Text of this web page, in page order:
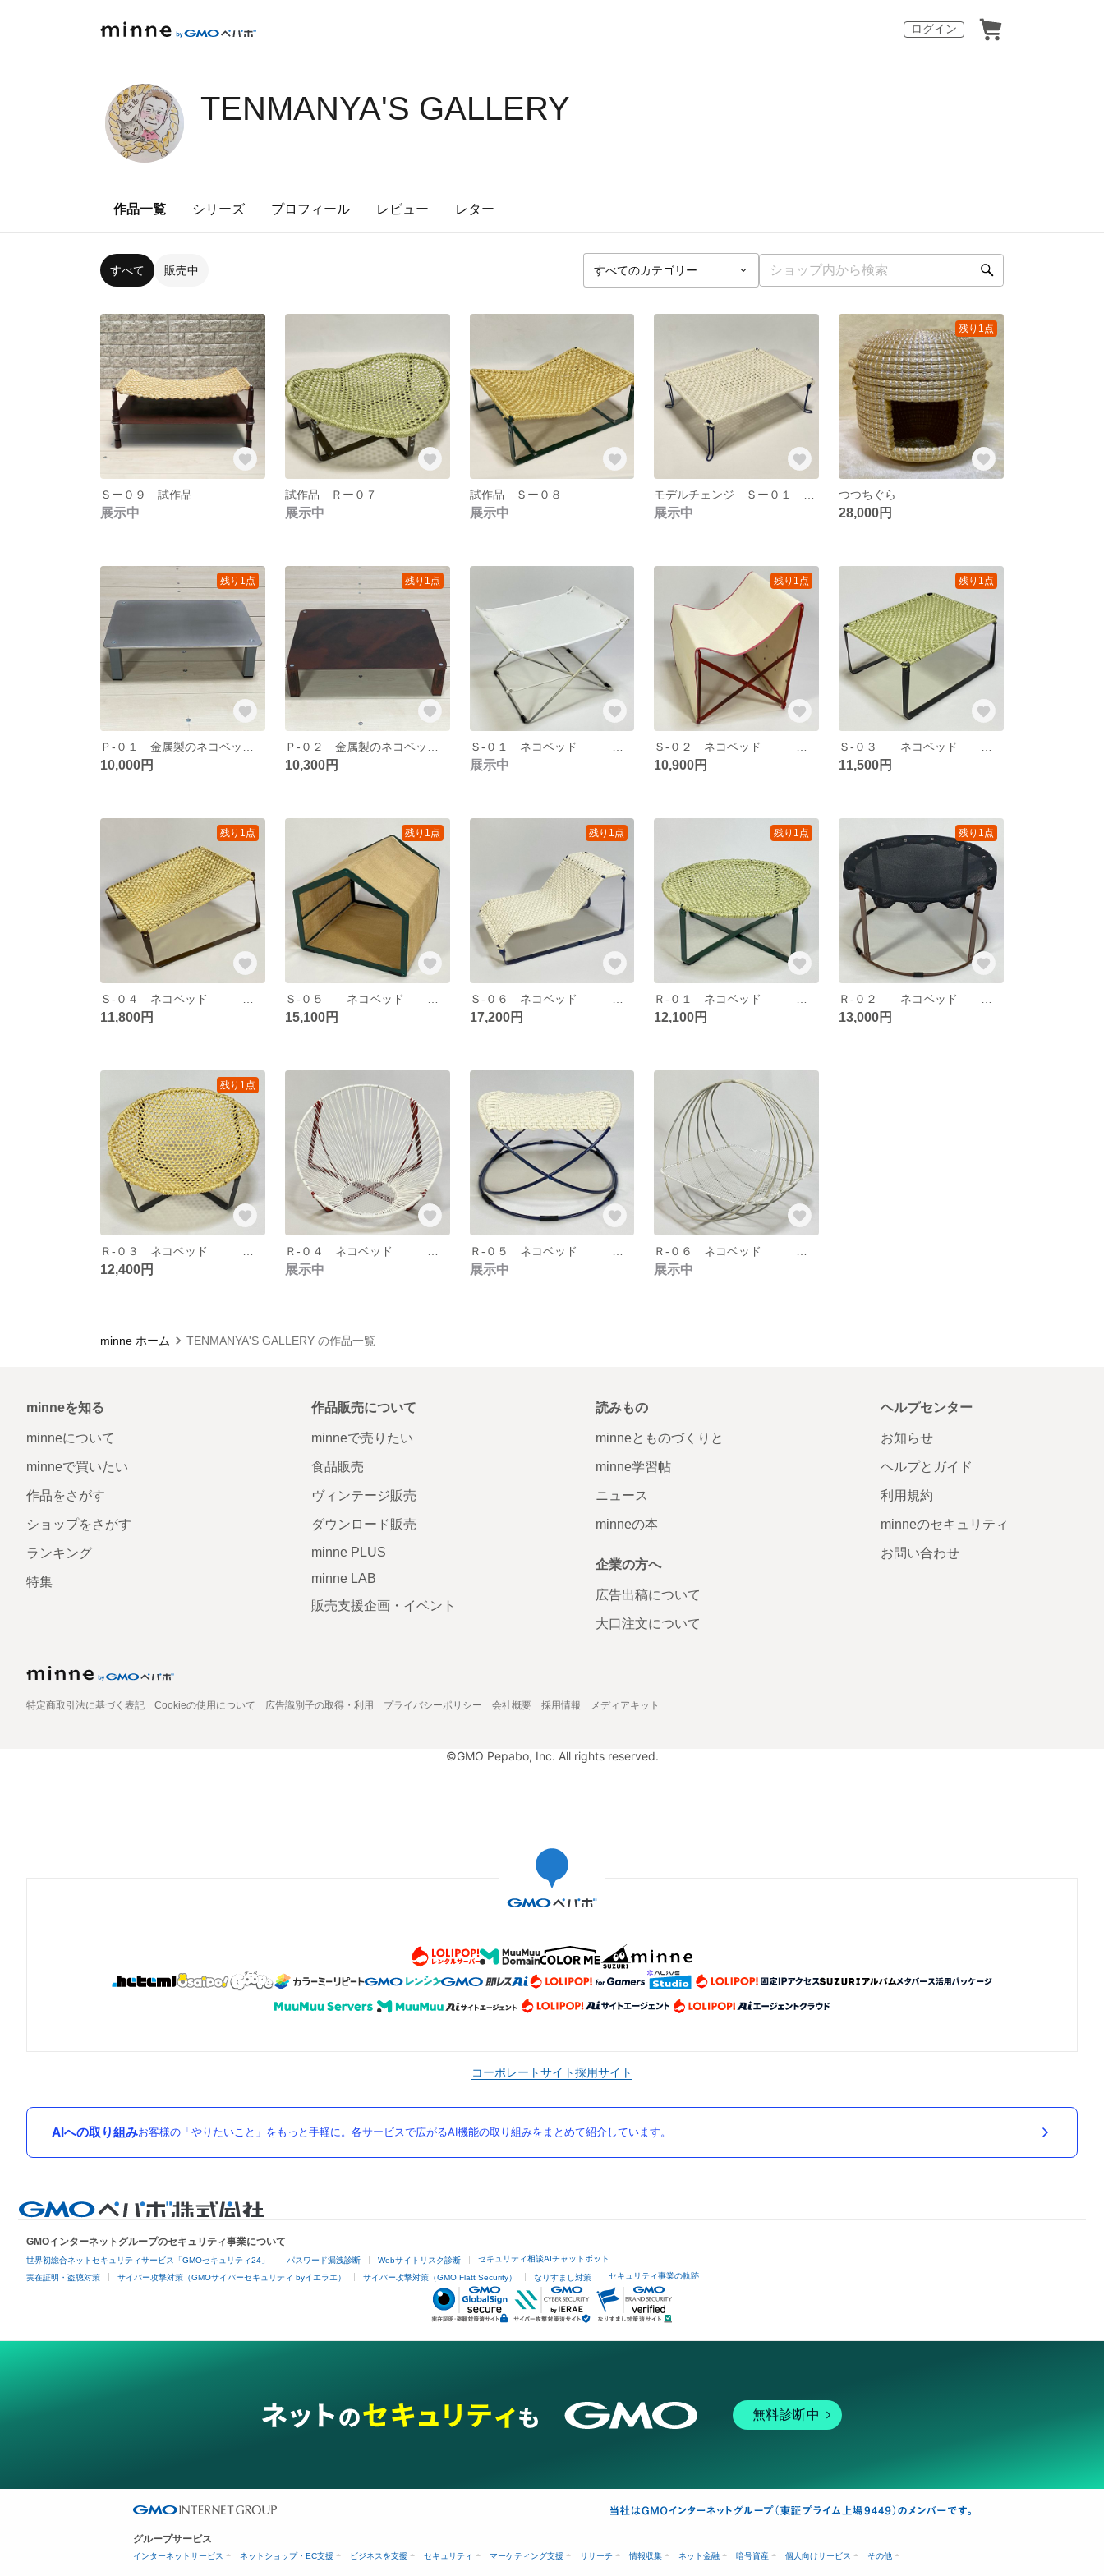
ログイン
TENMANYA'S GALLERY
作品一覧 シリーズ プロフィール レビュー レター
すべて 販売中
Ｓー０９ 試作品
展示中
試作品 Ｒー０７
展示中
試作品 Ｓー０８
展示中 展示中
残り1点
つつちぐら
28,000円
残り1点
10,000円
残り1点
10,300円 展示中
残り1点
10,900円
残り1点
11,500円
残り1点
11,800円
残り1点
15,100円
残り1点
17,200円
残り1点
12,100円
残り1点
13,000円
残り1点
12,400円 展示中 展示中 展示中
minne ホーム TENMANYA'S GALLERY の作品一覧
minneを知る
minneについて
minneで買いたい
作品をさがす
ショップをさがす
ランキング
特集
作品販売について
minneで売りたい
食品販売
ヴィンテージ販売
ダウンロード販売
minne PLUS
minne LAB
販売支援企画・イベント
読みもの
minneとものづくりと
minne学習帖
ニュース
minneの本
企業の方へ
広告出稿について
大口注文について
ヘルプセンター
お知らせ
ヘルプとガイド
利用規約
minneのセキュリティ
お問い合わせ
特定商取引法に基づく表記 Cookieの使用について 広告識別子の取得・利用 プライバシーポリシー 会社概要 採用情報 メディアキット
©GMO Pepabo, Inc. All rights reserved.
コーポレートサイト採用サイト
AIへの取り組みお客様の「やりたいこと」をもっと手軽に。各サービスで広がるAI機能の取り組みをまとめて紹介しています。
GMOインターネットグループのセキュリティ事業について
世界初総合ネットセキュリティサービス「GMOセキュリティ24」 パスワード漏洩診断 Webサイトリスク診断 セキュリティ相談AIチャットボット
実在証明・盗聴対策 サイバー攻撃対策（GMOサイバーセキュリティ byイエラエ） サイバー攻撃対策（GMO Flatt Security） なりすまし対策 セキュリティ事業の軌跡
無料診断中
グループサービス
インターネットサービス ネットショップ・EC支援 ビジネスを支援 セキュリティ マーケティング支援 リサーチ 情報収集 ネット金融 暗号資産 個人向けサービス その他